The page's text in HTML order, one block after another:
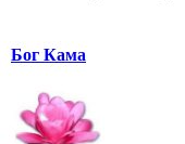
Бог Кама